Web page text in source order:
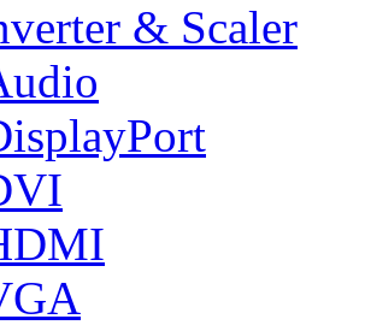
& Scaler